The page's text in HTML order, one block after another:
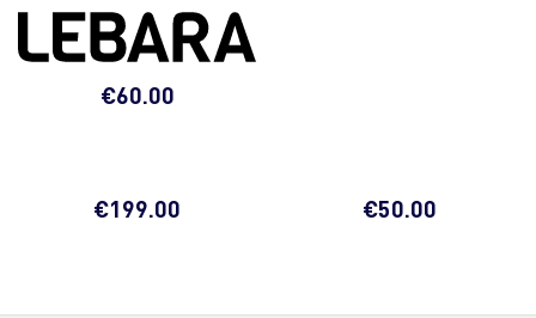
€60.00
€199.00 €50.00